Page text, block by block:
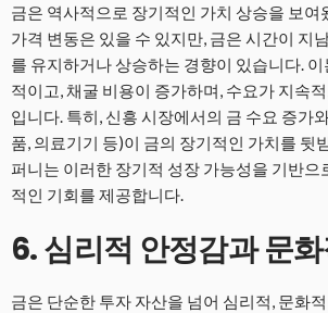
금은 역사적으로 장기적인 가치 상승을 보여
가격 변동은 있을 수 있지만, 금은 시간이 지
를 유지하거나 상승하는 경향이 있습니다.
적이고, 채굴 비용이 증가하며, 수요가 지속
입니다. 특히, 신흥 시장에서의 금 수요 증가
품, 의료기기 등)이 금의 장기적인 가치를 뒷
퍼니는 이러한 장기적 성장 가능성을 기반으
적인 기회를 제공합니다.
6. 심리적 안정감과 문
금은 단순한 투자 자산을 넘어 심리적, 문화